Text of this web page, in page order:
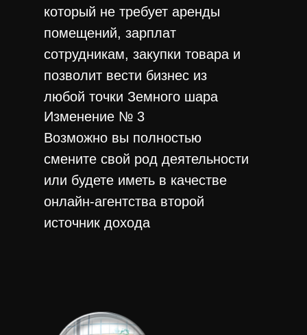
который не требует аренды
помещений, зарплат
сотрудникам, закупки товара и
позволит вести бизнес из
любой точки Земного шара
Изменение № 3
Возможно вы полностью
смените свой род деятельности
или будете иметь в качестве
онлайн-агентства второй
источник дохода